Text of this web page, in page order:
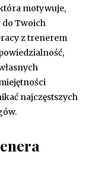
motywuje,
Twoich
z trenerem
najczęstszych